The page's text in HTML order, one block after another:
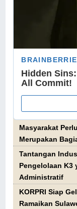
Masyarakat
Merupakan
Tantangan
Pengelolaan K3
Administratif
KORPRI Siap
Ramaikan